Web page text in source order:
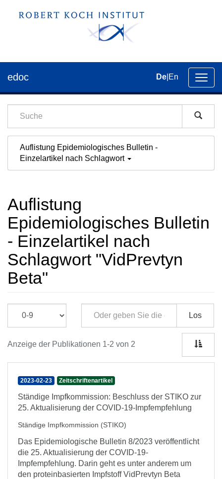
der
edoc De En
Auflistung Epidemiologisches Bulletin -
Einzelartikel nach Schlagwort
Auflistung
Epidemiologisches Bulletin
- Einzelartikel nach
Schlagwort "VidPrevtyn
Beta"
Los
Anzeige der Publikationen 1-2 von 2
2023-02-23 Zeitschriftenartikel
Ständige Impfkommission: Beschluss der STIKO zur
25. Aktualisierung der COVID-19-Impfempfehlung
Ständige Impfkommission (STIKO)
Das Epidemiologische Bulletin 8/2023 veröffentlicht
die 25. Aktualisierung der COVID-19-
Impfempfehlung. Darin geht es unter anderem um
den proteinbasierten Impfstoff VidPrevtyn Beta